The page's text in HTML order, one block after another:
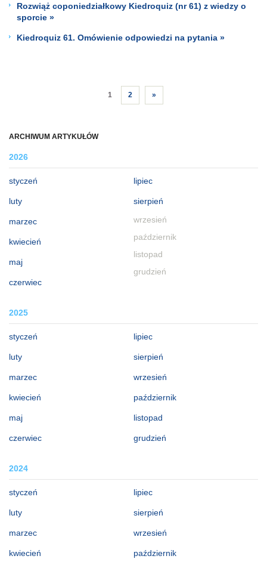
ARCHIWUM ARTYKUŁÓW
2026
styczeń
luty
marzec
kwiecień
maj
czerwiec
lipiec
sierpień
wrzesień
październik
listopad
grudzień
2025
styczeń
luty
marzec
kwiecień
maj
czerwiec
lipiec
sierpień
wrzesień
październik
listopad
grudzień
2024
styczeń
luty
marzec
kwiecień
lipiec
sierpień
wrzesień
październik
Rozwiąż coponiedziałkowy Kiedroquiz (nr 61) z wiedzy o
sporcie »
Kiedroquiz 61. Omówienie odpowiedzi na pytania »
1 2 »